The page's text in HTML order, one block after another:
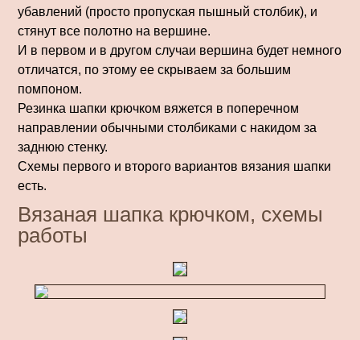
убавлений (просто пропуская пышный столбик), и
стянут все полотно на вершине.
И в первом и в другом случаи вершина будет немного
отличатся, по этому ее скрываем за большим
помпоном.
Резинка шапки крючком вяжется в поперечном
направлении обычными столбиками с накидом за
заднюю стенку.
Схемы первого и второго вариантов вязания шапки
есть.
Вязаная шапка крючком, схемы
работы